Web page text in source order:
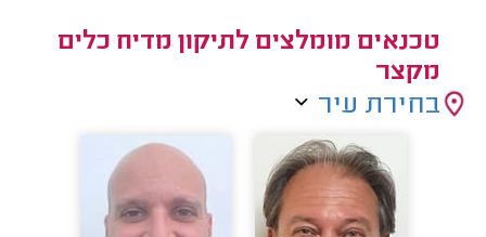
טכנאים מומלצים לתיקון מדיח כלים
מקצר
בחירת עיר